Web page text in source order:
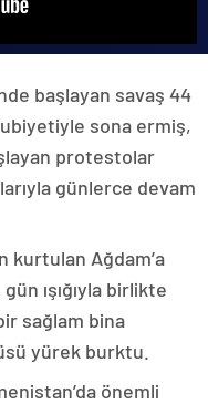
başlayan savaş 44
sona ermiş,
protestolar
günlerce devam
kurtulan Ağdam’a
ışığıyla birlikte
sağlam bina
yürek burktu.
önemli